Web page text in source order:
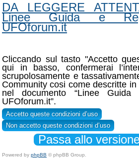
DA LEGGERE
Linee Guida e
UFOforum.it
Cliccando sul tasto "Accetto
qui in basso, confermerai
scrupolosamente e
Community cosi come descritte
nel documento “Linee
UFOforum.it”.
Passa allo
Powered by phpBB © phpBB Group.